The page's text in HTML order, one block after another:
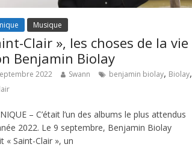
Musique
Clair », les choses de la vie
Benjamin Biolay
2022 Swann benjamin biolay, Biolay,
– C’était l’un des albums le plus attendus
2022. Le 9 septembre, Benjamin Biolay
« Saint-Clair », un